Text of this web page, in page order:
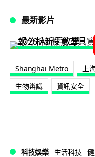
最新影片
Shanghai Metro 上
生物辨識
資訊安全
科技娛樂 生活科技